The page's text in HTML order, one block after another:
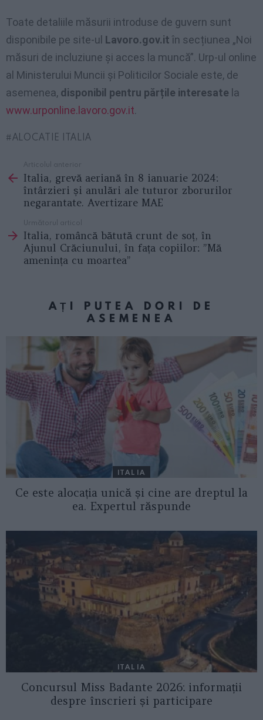
Toate detaliile măsurii introduse de guvern sunt
disponibile pe site-ul Lavoro.gov.it în secțiunea „Noi
măsuri de incluziune și acces la muncă”. Urp-ul online
al Ministerului Muncii și Politicilor Sociale este, de
asemenea, disponibil pentru părțile interesate la
www.urponline.lavoro.gov.it.
ALOCATIE ITALIA
more
Articolul anterior
Italia, grevă aeriană în 8 ianuarie 2024:
întârzieri și anulări ale tuturor zborurilor
negarantate. Avertizare MAE
Următorul articol
Italia, româncă bătută crunt de soț, în
Ajunul Crăciunului, în fața copiilor: ”Mă
amenința cu moartea”
AȚI PUTEA DORI DE
ASEMENEA
ITALIA
Ce este alocația unică și cine are dreptul la
ea. Expertul răspunde
ITALIA
Concursul Miss Badante 2026: informații
despre înscrieri și participare